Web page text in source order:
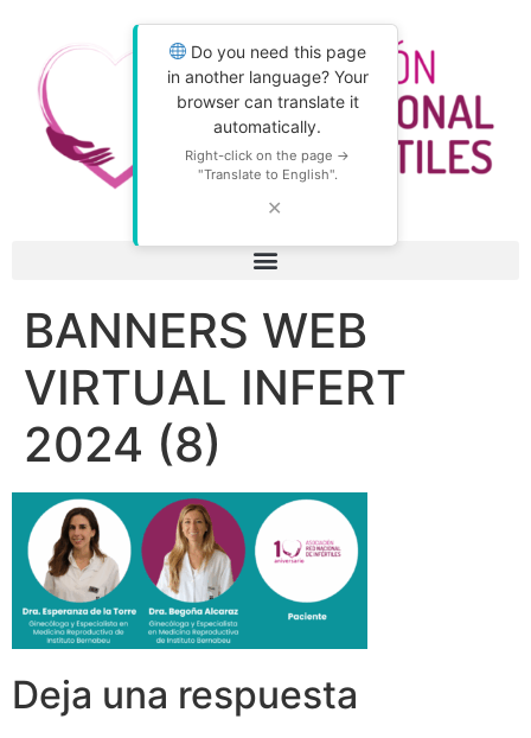
Do you need this page
in another language? Your
browser can translate it
automatically.
Right-click on the page →
"Translate to English".
✕
BANNERS WEB
VIRTUAL INFERT
2024 (8)
Deja una respuesta